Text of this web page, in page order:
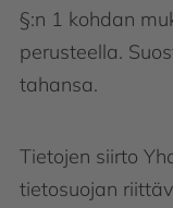
§:n 1 kohdan
perusteella.
tahansa.
Tietojen siirto
tietosuojan